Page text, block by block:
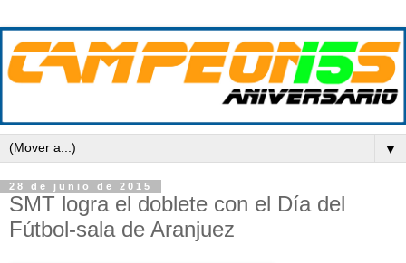
▼
28 de junio de 2015
SMT logra el doblete con el Día del
Fútbol-sala de Aranjuez